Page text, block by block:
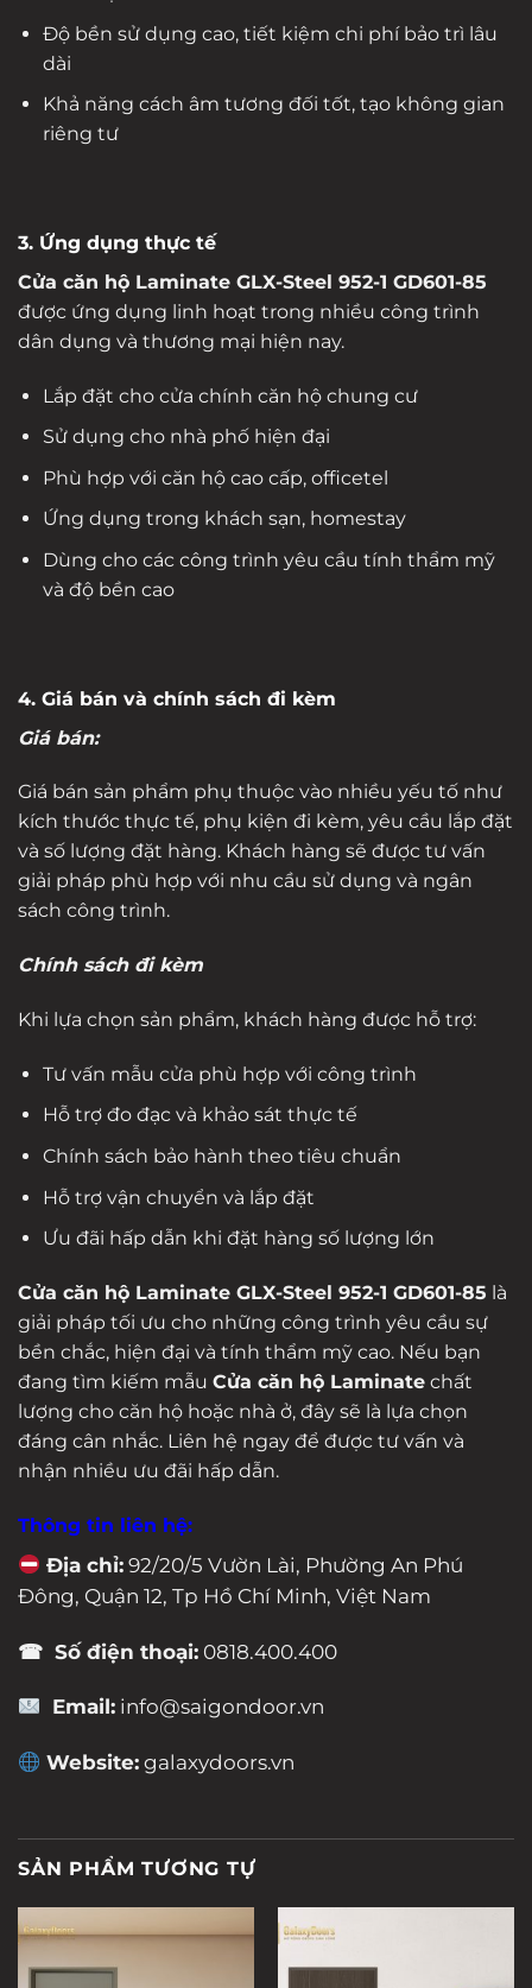
Độ bền sử dụng cao, tiết kiệm chi phí bảo trì lâu
dài
Khả năng cách âm tương đối tốt, tạo không gian
riêng tư
3. Ứng dụng thực tế
Cửa căn hộ Laminate GLX-Steel 952-1 GD601-85
được ứng dụng linh hoạt trong nhiều công trình
dân dụng và thương mại hiện nay.
Lắp đặt cho cửa chính căn hộ chung cư
Sử dụng cho nhà phố hiện đại
Phù hợp với căn hộ cao cấp, officetel
Ứng dụng trong khách sạn, homestay
Dùng cho các công trình yêu cầu tính thẩm mỹ
và độ bền cao
4. Giá bán và chính sách đi kèm
Giá bán:
Giá bán sản phẩm phụ thuộc vào nhiều yếu tố như
kích thước thực tế, phụ kiện đi kèm, yêu cầu lắp đặt
và số lượng đặt hàng. Khách hàng sẽ được tư vấn
giải pháp phù hợp với nhu cầu sử dụng và ngân
sách công trình.
Chính sách đi kèm
Khi lựa chọn sản phẩm, khách hàng được hỗ trợ:
Tư vấn mẫu cửa phù hợp với công trình
Hỗ trợ đo đạc và khảo sát thực tế
Chính sách bảo hành theo tiêu chuẩn
Hỗ trợ vận chuyển và lắp đặt
Ưu đãi hấp dẫn khi đặt hàng số lượng lớn
Cửa căn hộ Laminate GLX-Steel 952-1 GD601-85 là
giải pháp tối ưu cho những công trình yêu cầu sự
bền chắc, hiện đại và tính thẩm mỹ cao. Nếu bạn
đang tìm kiếm mẫu Cửa căn hộ Laminate chất
lượng cho căn hộ hoặc nhà ở, đây sẽ là lựa chọn
đáng cân nhắc. Liên hệ ngay để được tư vấn và
nhận nhiều ưu đãi hấp dẫn.
Thông tin liên hệ:
Địa chỉ: 92/20/5 Vườn Lài, Phường An Phú
Đông, Quận 12, Tp Hồ Chí Minh, Việt Nam
☎ Số điện thoại: 0818.400.400
Email: info@saigondoor.vn
Website: galaxydoors.vn
SẢN PHẨM TƯƠNG TỰ